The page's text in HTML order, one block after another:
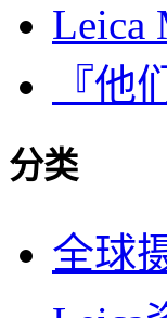
『他
分类
全球